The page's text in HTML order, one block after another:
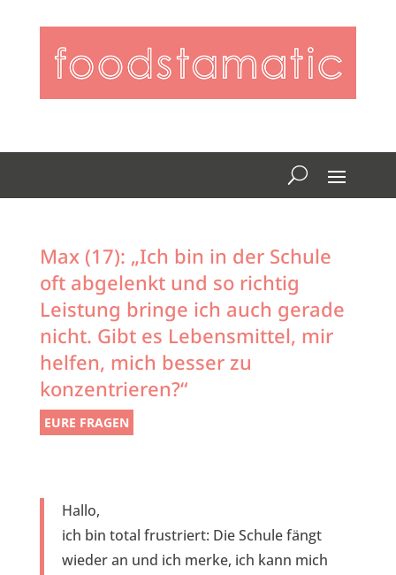
Max (17): „Ich bin in der Schule
oft abgelenkt und so richtig
Leistung bringe ich auch gerade
nicht. Gibt es Lebensmittel, mir
helfen, mich besser zu
konzentrieren?“
EURE FRAGEN
Hallo,
ich bin total frustriert: Die Schule fängt
wieder an und ich merke, ich kann mich